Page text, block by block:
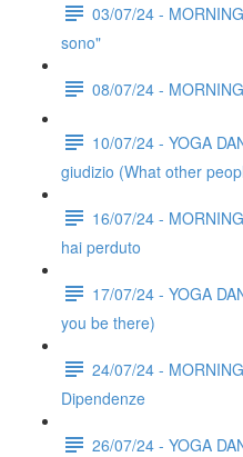
03/07/24 -
sono"
08/07/24 -
10/07/24 - YOGA
giudizio (What other
16/07/24 -
hai perduto
17/07/24 - YOGA
you be there)
24/07/24 -
Dipendenze
26/07/24 - YOGA